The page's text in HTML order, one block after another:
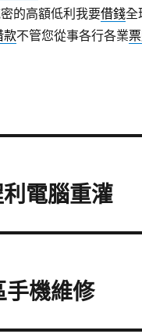
的高額低利我要借錢全
款不管您從事各行各業
電腦重灌
機維修